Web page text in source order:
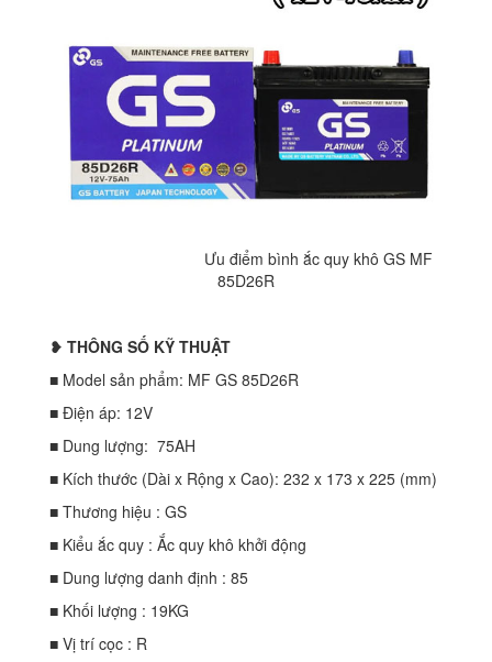
Ưu điểm bình ắc quy khô GS MF
85D26R
❥ THÔNG SỐ KỸ THUẬT
■ Model sản phẩm: MF GS 85D26R
■ Điện áp: 12V
■ Dung lượng: 75AH
■ Kích thước (Dài x Rộng x Cao): 232 x 173 x 225 (mm)
■ Thương hiệu : GS
■ Kiểu ắc quy : Ắc quy khô khởi động
■ Dung lượng danh định : 85
■ Khối lượng : 19KG
■ Vị trí cọc : R